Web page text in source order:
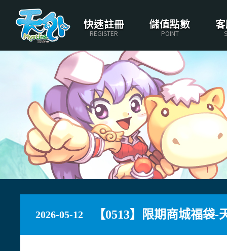
快速註冊
REGISTER
儲值點數
POINT
2026-05-12 【0513】限期商城福袋-